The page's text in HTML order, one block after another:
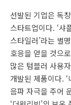
선발된 기업은 독
스타트업이다. ‘샤
스타일러’라는 별
호응을 얻을 것으
많은 텀블러 사용
개발된 제품이다.
음파 자극을 주어